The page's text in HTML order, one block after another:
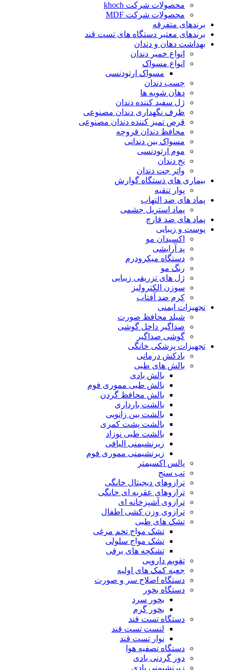
محصولات شرکت khoch
محصولات شرکت MDF
برندهای متفرقه
برندهای معتبر دستگاه های تست قند
بهداشت دهان و دندان
انواع خمیر دندان
انواع مسواک
مسواک ارتودنسی
چسب دندان
دهان شویه ها
ژل سفید کننده دندان
ظرف نگهداری دندان مصنوعی
قرص تمیز کننده دندان مصنوعی
محافظ دندان قروچه
مسواک بین دندانی
موم ارتودنسی
نخ دندان
واتر جت دندان
بیماری های دستگاه گوارش
پوار تنقیه
پماد های ضد التهاب
پماد استریل چشمی
پماد های ضد قارچ
پوست و زیبایی
اکسیدان مو
پد آرایشی
دستگاه میکرودرم
رنگ مو
ژل های تزریقی زیبایی
سوزن الکترولیز
کرم ضد آفتاب
تجهیزات ایمنی
شیلد محافظ صورت
صداگیر داخل گوشی
گوشی صداگیر
تجهیزات پزشکی خانگی
بادکش درمانی
بالش های طبی
بالش بادی
بالش طبی مموری فوم
بالش محافظ گردن
بالشت بارداری
بالشت بین زانویی
بالشت پشت کمری
بالشت طبی نوزاد
زیرنشیمنی الیافی
زیرنشیمنی مموری فوم
پالس اکسیمتر
تب سنج
ترازوهای دیجیتال خانگی
ترازوهای عقربه ای خانگی
ترازوی آشپزخانه ای
ترازوی وزن کشی اطفال
تشک های طبی
تشک مواج تخم مرغی
تشک مواج سلولی
تشکچه های برقی
تقویم دارویی
جعبه کمک های اولیه
دستگاه اصلاح سر و صورت
دستگاه بخور
بخور سرد
بخور گرم
دستگاه تست قند
لنست تست قند
نوار تست قند
دستگاه تصفیه هوا
دور گردنی بادی
زیرنشیمنی بادی